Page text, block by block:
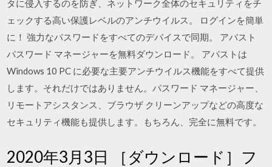
タに侵入するのを防ぎ、ネットワーク全体のセキュリティをチ
ェックする高い保護レベルのアンチウイルス。 ログインを簡単
に！ 強力なパスワードをすべてのデバイスで同期。 アバスト
パスワード マネージャーを無料ダウンロード。 アバストは
Windows 10 PC に必要な主要アンチウイルス機能をすべて提供
します。それだけではありません。パスワード マネージャー、
リモートアシスタンス、ブラウザ クリーンアップなどの高度な
セキュリティ機能も提供します。もちろん、完全に無料です。
2020年3月3日 ［ダウンロード］フ